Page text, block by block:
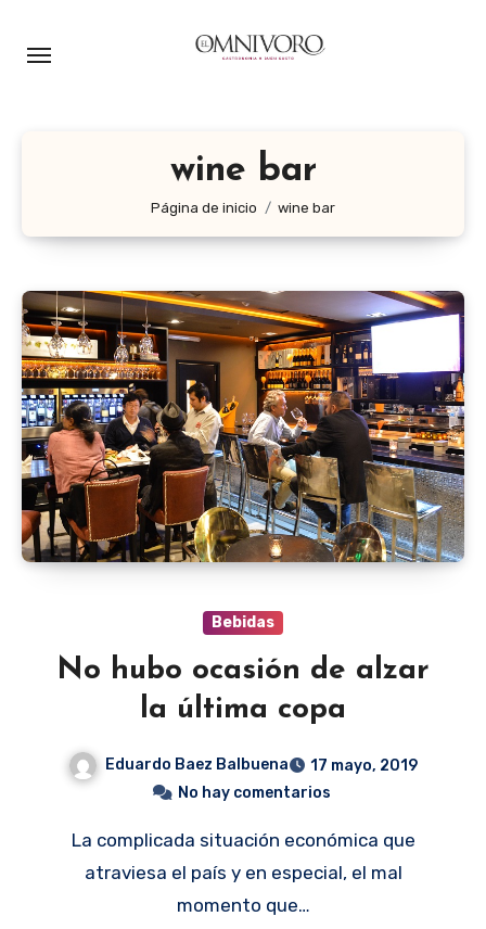
wine bar
Página de inicio wine bar
Bebidas
No hubo ocasión de alzar
la última copa
Eduardo Baez Balbuena
17 mayo, 2019
No hay comentarios
La complicada situación económica que
atraviesa el país y en especial, el mal
momento que…